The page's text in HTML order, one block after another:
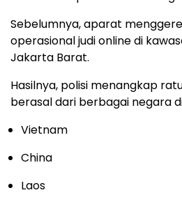
Sebelumnya, aparat
operasional judi online di
Jakarta Barat.
Hasilnya, polisi menangkap
berasal dari berbagai negara
Vietnam
China
Laos